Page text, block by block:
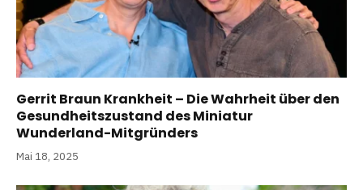
Gerrit Braun Krankheit – Die Wahrheit über den
Gesundheitszustand des Miniatur
Wunderland-Mitgründers
Mai 18, 2025